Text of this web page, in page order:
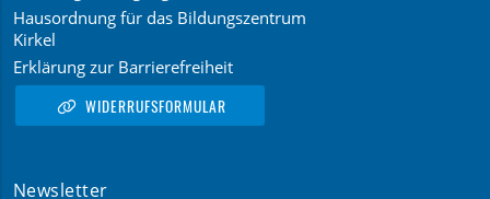
Hausordnung für das Bildungszentrum
Kirkel
Erklärung zur Barrierefreiheit
WIDERRUFSFORMULAR
Newsletter